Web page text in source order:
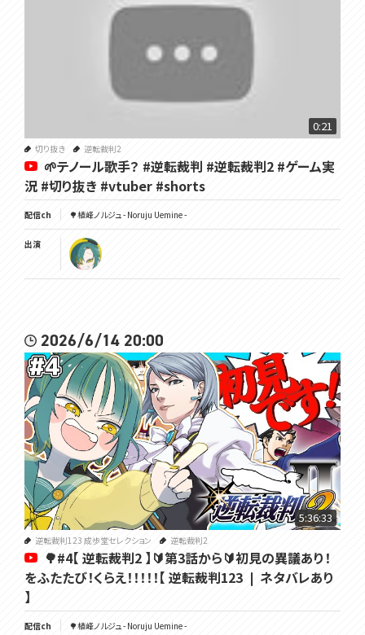
0:21
切り抜き 逆転裁判2
🌱テノール歌手？ #逆転裁判 #逆転裁判2 #ゲーム実
況 #切り抜き #vtuber #shorts
配信ch 🌳植峰ノルジュ - Noruju Uemine -
出演
2026/6/14 20:00
5:36:33
逆転裁判123 成歩堂セレクション 逆転裁判2
🌳#4【 逆転裁判2 】🔰第3話から🔰初見の異議あり！
をふたたび！くらえ！！！！！【 逆転裁判123 ❘ ネタバレあり
】
配信ch 🌳植峰ノルジュ - Noruju Uemine -